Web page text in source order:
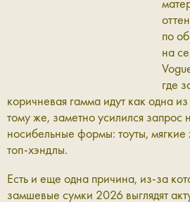
по
на
где
коричневая гамма идут как одна
тому же, заметно усилился запрос
носибельные формы: тоуты,
топ-хэндлы.
Есть и еще одна причина, из-за
замшевые сумки 2026 выглядят